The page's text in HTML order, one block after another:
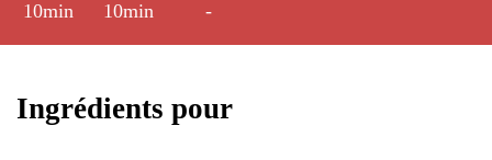
10min 10min -
Ingrédients pour